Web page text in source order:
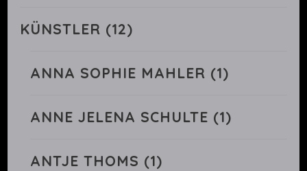
KÜNSTLER (12)
ANNA SOPHIE MAHLER (1)
ANNE JELENA SCHULTE (1)
ANTJE THOMS (1)